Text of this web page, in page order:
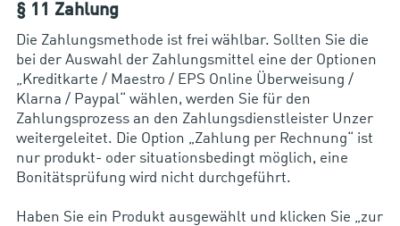
§ 11 Zahlung
Die Zahlungsmethode ist frei wählbar. Sollten Sie die
bei der Auswahl der Zahlungsmittel eine der Optionen
„Kreditkarte / Maestro / EPS Online Überweisung /
Klarna / Paypal“ wählen, werden Sie für den
Zahlungsprozess an den Zahlungsdienstleister Unzer
weitergeleitet. Die Option „Zahlung per Rechnung“ ist
nur produkt- oder situationsbedingt möglich, eine
Bonitätsprüfung wird nicht durchgeführt.
Haben Sie ein Produkt ausgewählt und klicken Sie „zur